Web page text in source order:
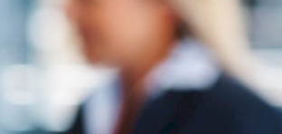
Pensioen
Sparen